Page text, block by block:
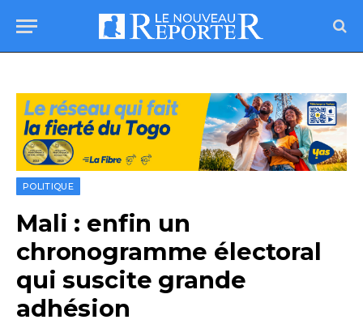
POLITIQUE
Mali : enfin un
chronogramme électoral
qui suscite grande
adhésion